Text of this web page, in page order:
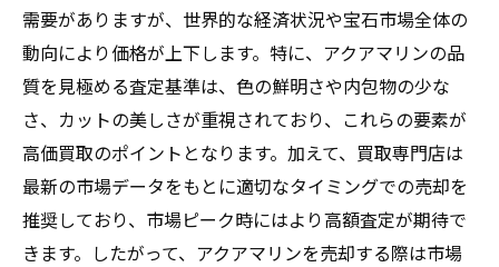
需要がありますが、世界的な経済状況や宝石市場全体の
動向により価格が上下します。特に、アクアマリンの品
質を見極める査定基準は、色の鮮明さや内包物の少な
さ、カットの美しさが重視されており、これらの要素が
高価買取のポイントとなります。加えて、買取専門店は
最新の市場データをもとに適切なタイミングでの売却を
推奨しており、市場ピーク時にはより高額査定が期待で
きます。したがって、アクアマリンを売却する際は市場